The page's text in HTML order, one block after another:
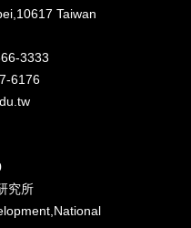
Taiwan
3333
6176
究所